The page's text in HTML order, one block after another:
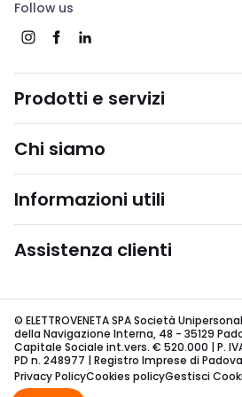
Follow us
Prodotti e servizi
Chi siamo
Informazioni utili
Assistenza clienti
© ELETTROVENETA SPA Società
della Navigazione Interna, 48 - 35129
Capitale Sociale int.vers. € 520.000 | P. IVA
PD n. 248977 | Registro Imprese di
Privacy PolicyCookies policyGestisci